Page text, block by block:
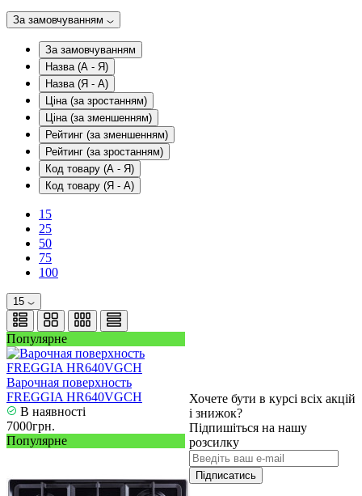
За замовчуванням
За замовчуванням
Назва (А - Я)
Назва (Я - А)
Ціна (за зростанням)
Ціна (за зменшенням)
Рейтинг (за зменшенням)
Рейтинг (за зростанням)
Код товару (А - Я)
Код товару (Я - А)
15
25
50
75
100
15
Популярне
Варочная поверхность
FREGGIA HR640VGCH
В наявності
7000грн.
Популярне
Хочете бути в курсі всіх акцій
і знижок?
Підпишіться на нашу
розсилку
Підписатись